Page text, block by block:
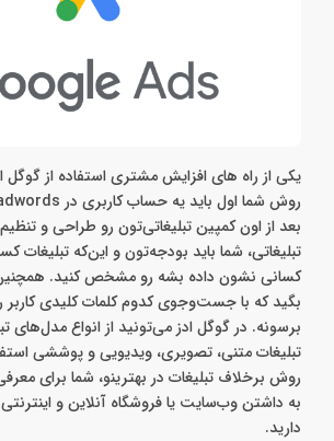
یکی از راه های افزایش مشتری استفاده از
بعد از اون کمپین تبلیغاتی‌تون رو طراحی و
تبلیغاتی، شما باید بودجه‌تون و این‌که تبلیغات
کسانی نشون داده بشه رو مشخص کنید. همچنین
بگید که با جست‌وجوی کدوم کلمات کلیدی
برسونه. در گوگل ادز می‌تونید از انواع مدل‌های
تبلیغات متنی، تصویری، ویدیویی و پوششی
روش برخلاف تبلیغات در بهترینو، شما برای
به داشتن وب‌سایت یا فروشگاه آنلاین و
دارید.